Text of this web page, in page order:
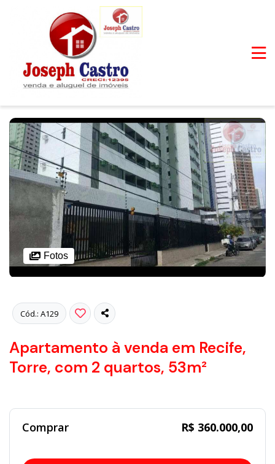
Fotos
Cód.: A129
Apartamento à venda em Recife,
Torre, com 2 quartos, 53m²
Comprar R$ 360.000,00